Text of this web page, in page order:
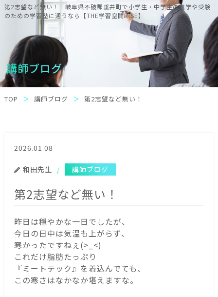
第2志望など無い！｜岐阜県不破郡垂井町で小学生・中学生の進学や受験
のための学習塾に通うなら【THE学習空間RISE】
講師ブログ
TOP 講師ブログ 第2志望など無い！
2026.01.08
和田先生 講師ブログ
第2志望など無い！
昨日は穏やかな一日でしたが、
今日の日中は気温も上がらず、
寒かったですねぇ(>_<)
これだけ脂肪たっぷり
『ミートテック』を着込んでても、
この寒さはなかなか堪えますな。